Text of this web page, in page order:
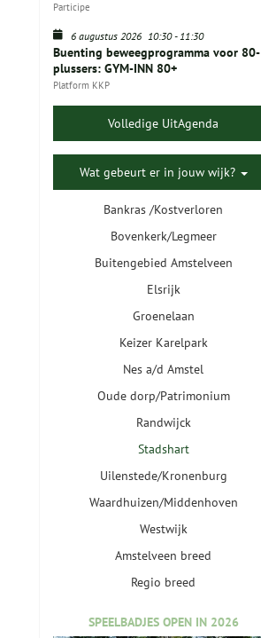
Participe
6 augustus 2026 10:30-11:30
Buenting beweegprogramma voor 80-
plussers: GYM-INN 80+
Platform KKP
Volledige UitAgenda
Wat gebeurt er in jouw wijk?
Bankras /Kostverloren
Bovenkerk/Legmeer
Buitengebied Amstelveen
Elsrijk
Groenelaan
Keizer Karelpark
Nes a/d Amstel
Oude dorp/Patrimonium
Randwijck
Stadshart
Uilenstede/Kronenburg
Waardhuizen/Middenhoven
Westwijk
Amstelveen breed
Regio breed
SPEELBADJES OPEN IN 2026